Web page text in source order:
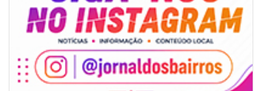
08/08/2026 | 07:00
Limpeza de valas e ribeirões avança no interior de Itajaí